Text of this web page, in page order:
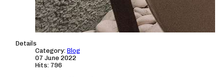
Details
Category: Blog
07 June 2022
Hits: 796